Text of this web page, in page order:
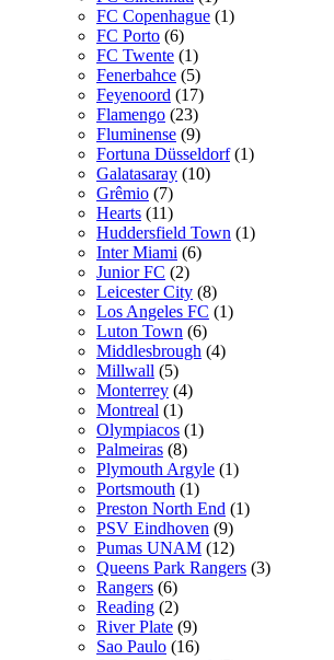
FC Copenhague (1)
FC Porto (6)
FC Twente (1)
Fenerbahce (5)
Feyenoord (17)
Flamengo (23)
Fluminense (9)
Fortuna Düsseldorf (1)
Galatasaray (10)
Grêmio (7)
Hearts (11)
Huddersfield Town (1)
Inter Miami (6)
Junior FC (2)
Leicester City (8)
Los Angeles FC (1)
Luton Town (6)
Middlesbrough (4)
Millwall (5)
Monterrey (4)
Montreal (1)
Olympiacos (1)
Palmeiras (8)
Plymouth Argyle (1)
Portsmouth (1)
Preston North End (1)
PSV Eindhoven (9)
Pumas UNAM (12)
Queens Park Rangers (3)
Rangers (6)
Reading (2)
River Plate (9)
Sao Paulo (16)